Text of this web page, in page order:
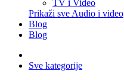
TV i Video
Prikaži sve Audio i video
Blog
Blog
Sve kategorije